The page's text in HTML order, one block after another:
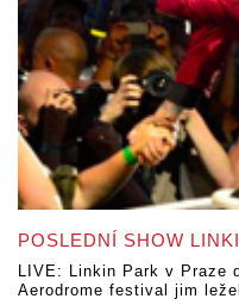
POSLEDNÍ SHOW
LIVE: Linkin Park v Praze
Aerodrome festival jim